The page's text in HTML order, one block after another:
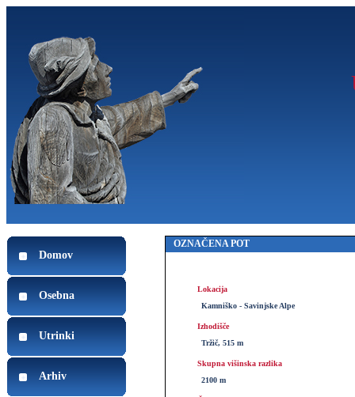
Domov
Osebna
Utrinki
Arhiv
OZNAČENA POT
Lokacija
Kamniško - Savinjske Alpe
Izhodišče
Tržič, 515 m
Skupna višinska razlika
2100 m